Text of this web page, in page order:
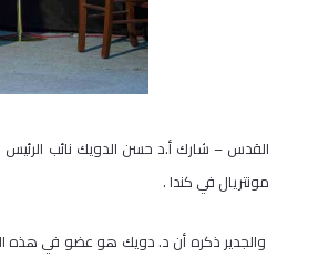
القدس – شارك أ.د حسن الدويك نائب الرئيس
مونتريال في كندا .
والجدير ذكره أن د. دويك هو عضو في هذه